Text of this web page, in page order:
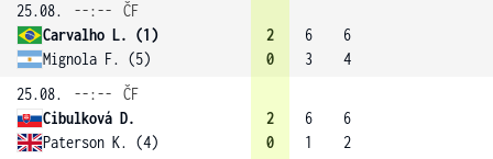
25.08. --:--
ČF
Carvalho L. (1)
Mignola F. (5)
2
0
6
3
6
4
25.08.
--:--
ČF
Cibulková D.
Paterson K. (4)
2
0
6
1
6
2